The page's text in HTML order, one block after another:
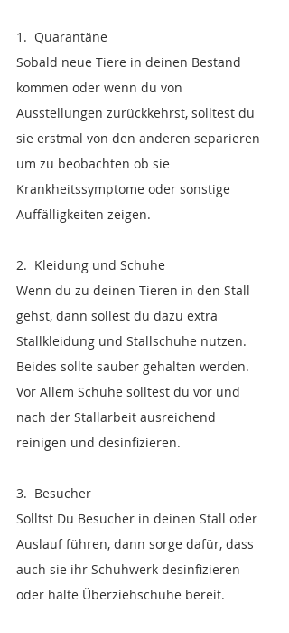
1.  Quarantäne
Sobald neue Tiere in deinen Bestand
kommen oder wenn du von
Ausstellungen zurückkehrst, solltest du
sie erstmal von den anderen separieren
um zu beobachten ob sie
Krankheitssymptome oder sonstige
Auffälligkeiten zeigen.
2.  Kleidung und Schuhe
Wenn du zu deinen Tieren in den Stall
gehst, dann sollest du dazu extra
Stallkleidung und Stallschuhe nutzen.
Beides sollte sauber gehalten werden.
Vor Allem Schuhe solltest du vor und
nach der Stallarbeit ausreichend
reinigen und desinfizieren.
3.  Besucher
Solltst Du Besucher in deinen Stall oder
Auslauf führen, dann sorge dafür, dass
auch sie ihr Schuhwerk desinfizieren
oder halte Überziehschuhe bereit.